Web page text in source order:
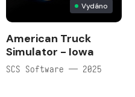
Vydáno
American Truck
Simulator - Iowa
SCS Software — 2025